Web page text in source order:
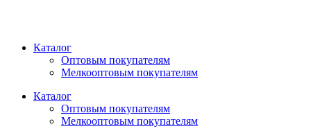
Каталог
Оптовым покупателям
Мелкооптовым покупателям
Каталог
Оптовым покупателям
Мелкооптовым покупателям